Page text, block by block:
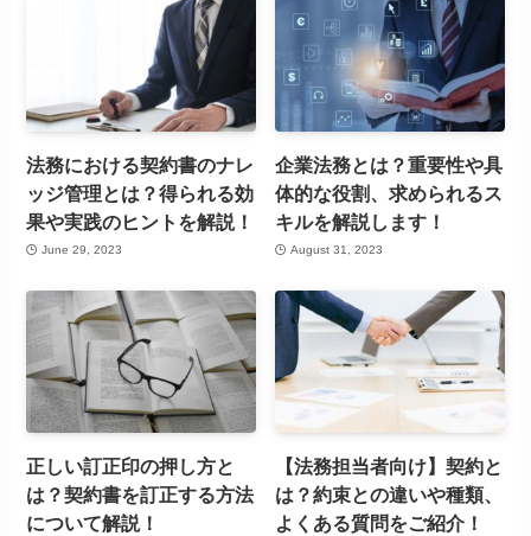
法務における契約書のナレ
ッジ管理とは？得られる効
果や実践のヒントを解説！
June 29, 2023
企業法務とは？重要性や具
体的な役割、求められるス
キルを解説します！
August 31, 2023
正しい訂正印の押し方と
は？契約書を訂正する方法
について解説！
【法務担当者向け】契約と
は？約束との違いや種類、
よくある質問をご紹介！